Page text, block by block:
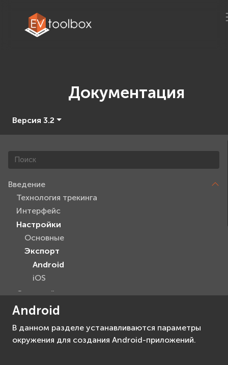
Документация
Версия 3.2
Введение
Технология трекинга
Интерфейс
Настройки
Основные
Экспорт
Android
iOS
Сценарий
Ресурсы
Android
iOS
Android
В данном разделе устанавливаются параметры
окружения для создания Android-приложений.